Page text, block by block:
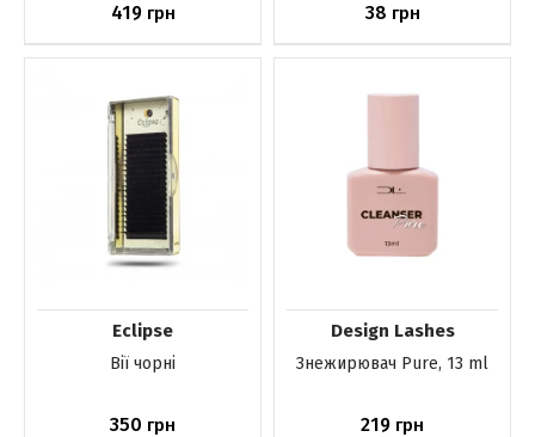
419грн 38 грн
Eclipse
Вії чорні
350 грн
Design Lashes
Знежирювач Pure, 13 ml
219 грн